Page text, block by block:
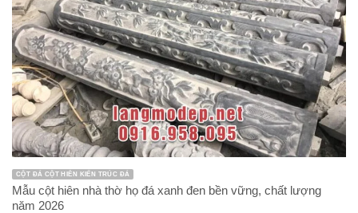
CỘT ĐÁ CỘT HIÊN KIẾN TRÚC ĐÁ
Mẫu cột hiên nhà thờ họ đá xanh đen bền vững, chất lượng
năm 2026